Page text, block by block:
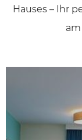
Hauses– Ihr